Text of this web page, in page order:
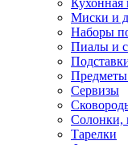
Кухонная
Миски и
Наборы
Пиалы и
Предметы
Сервизы
Солонки,
Тарелки